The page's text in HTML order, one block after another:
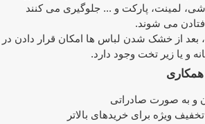
لمینت، پارکت و ... جلوگیری می کنند
می شوند.
بعد از خشک شدن لباس ها امکان قرار دادن در
و یا زیر تخت وجود دارد.
به صورت صادراتی
ویژه برای خریدهای بالاتر